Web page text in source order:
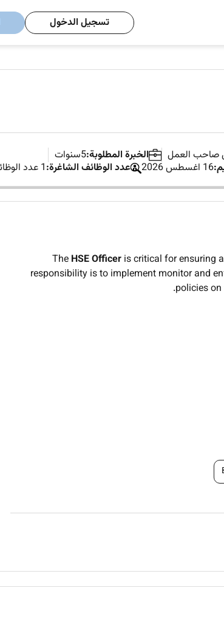
تسجيل الدخول
صاحب العمل الخبرة المطلوبة:5سنوات
16 اغسطس 2026 عدد الوظائف الشاغرة:1 عدد الوظائف الشاغرة
The HSE Officer is critical for ensuring
responsibility is to implement monitor and
policies
Enforce and
Conduct site hazard
Perform daily
Investigate all
Prepare and maintain